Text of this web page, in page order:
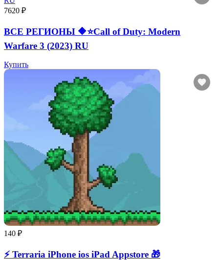
7620 ₽
ВСЕ РЕГИОНЫ 🔶⭐Call of Duty: Modern
Warfare 3 (2023) RU
Купить
140 ₽
⚡️ Terraria iPhone ios iPad Appstore 🎁